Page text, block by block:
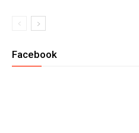
Facebook